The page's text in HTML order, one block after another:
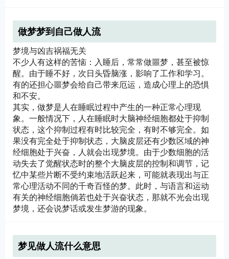
做梦梦到自己做人流
梦境与凶吉祸福无关
不少人有这样的苦恼：入睡后，常常做噩梦，甚至被惊
醒。由于睡不好，次日头昏脑涨，影响了工作和学习。
有的还担心噩梦会给自己带来厄运，造成心理上的恐惧
和不安。
其实，做梦是人在睡眠过程中产生的一种正常心理现
象。一般情况下，人在睡眠时大脑神经细胞都处于抑制
状态，这个抑制过程有时比较完全，有时不够完全。如
果没有完全处于抑制状态，大脑皮层还有少数区域的神
经细胞处于兴奋，人就会出现梦境。由于少数细胞的活
动失去了觉醒状态时的整个大脑皮层的控制和调节，记
忆中某些片断不受约束地活跃起来，可能就表现出与正
常心理活动不同的千奇百怪的梦。此时，与语言和运动
有关的神经细胞倘若也处于兴奋状态，那就不光会出现
梦境，还会说梦话或发生梦游的现象。
梦见做人流什么意思